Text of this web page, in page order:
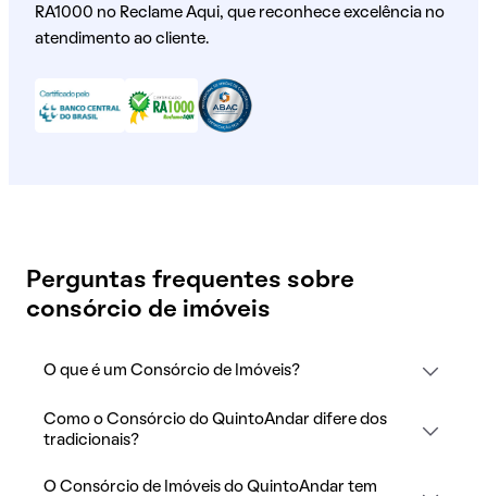
RA1000 no Reclame Aqui, que reconhece excelência no
atendimento ao cliente.
Perguntas frequentes sobre
consórcio de imóveis
O que é um Consórcio de Imóveis?
Como o Consórcio do QuintoAndar difere dos
tradicionais?
O Consórcio de Imóveis do QuintoAndar tem